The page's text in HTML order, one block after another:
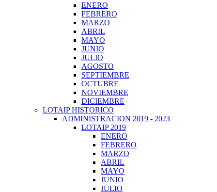
ENERO
FEBRERO
MARZO
ABRIL
MAYO
JUNIO
JULIO
AGOSTO
SEPTIEMBRE
OCTUBRE
NOVIEMBRE
DICIEMBRE
LOTAIP HISTORICO
ADMINISTRACION 2019 - 2023
LOTAIP 2019
ENERO
FEBRERO
MARZO
ABRIL
MAYO
JUNIO
JULIO